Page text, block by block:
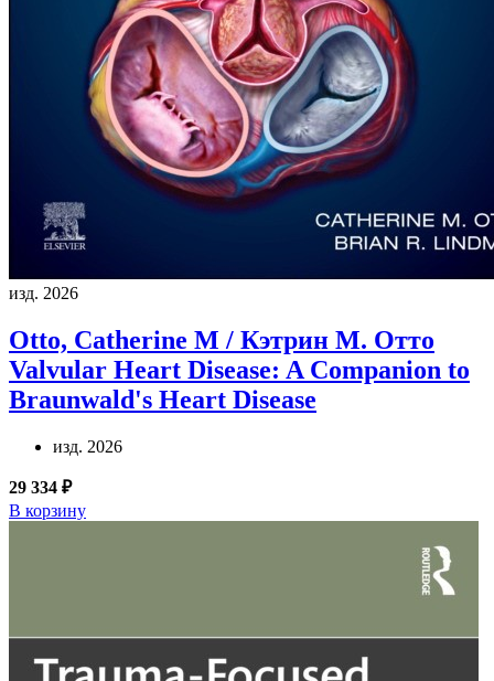
изд. 2026
Otto, Catherine M / Кэтрин М. Отто
Valvular Heart Disease: A Companion to
Braunwald's Heart Disease
изд. 2026
29 334 ₽
В корзину